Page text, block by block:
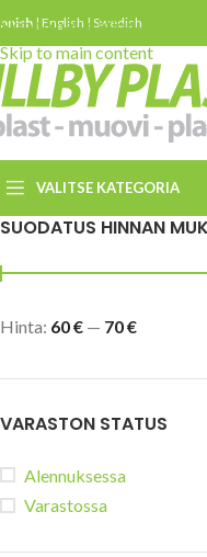
Skip to navigation
Skip to main content
| English | Swedish
VALITSE KATEGORIA
Slice keraamiset
Kierrätetystä materiaalista
leikkureita
Tuulilasi- ja aurinkopaneeli-
SUODATUS HINNAN
Hinta: 60 € — 70 €
VARASTON STATUS
Alennuksessa
Varastossa